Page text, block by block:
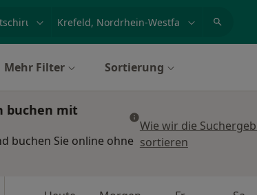
Mehr Filter Sortierung
buchen mit
buchen Sie online ohne
Wie wir die
sortieren